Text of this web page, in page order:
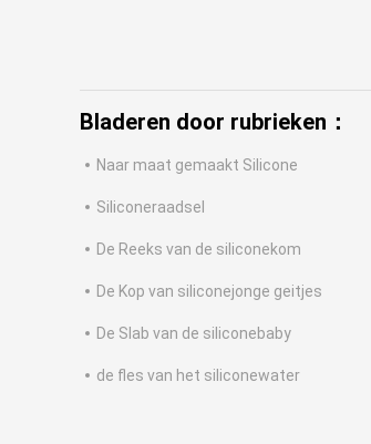
Bladeren door rubrieken：
Naar maat gemaakt Silicone
Siliconeraadsel
De Reeks van de siliconekom
De Kop van siliconejonge geitjes
De Slab van de siliconebaby
de fles van het siliconewater